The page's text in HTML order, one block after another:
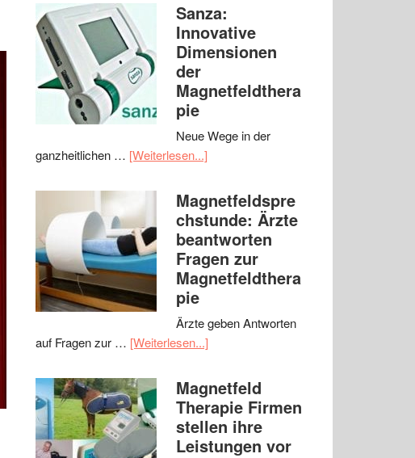
Sanza:
Innovative
Dimensionen
der
Magnetfeldthera
pie
Neue Wege in der
ganzheitlichen … [Weiterlesen...]
Magnetfeldspre
chstunde: Ärzte
beantworten
Fragen zur
Magnetfeldthera
pie
Ärzte geben Antworten
auf Fragen zur … [Weiterlesen...]
Magnetfeld
Therapie Firmen
stellen ihre
Leistungen vor